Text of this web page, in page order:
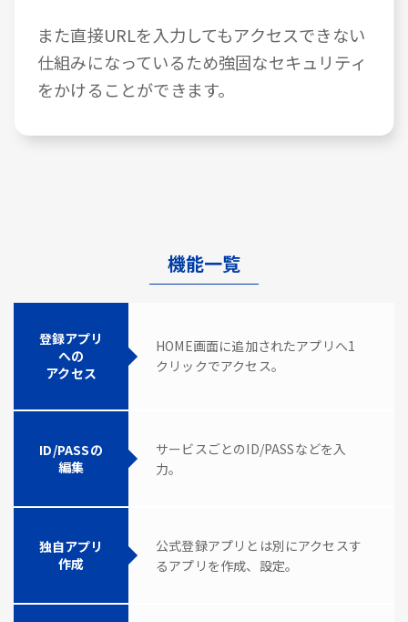
また直接URLを入力してもアクセスできない
仕組みになっているため強固なセキュリティ
をかけることができます。
機能一覧
登録アプリ
への
アクセス
HOME画面に追加されたアプリへ1
クリックでアクセス。
ID/PASSの
編集
サービスごとのID/PASSなどを入
力。
独自アプリ
作成
公式登録アプリとは別にアクセスす
るアプリを作成、設定。